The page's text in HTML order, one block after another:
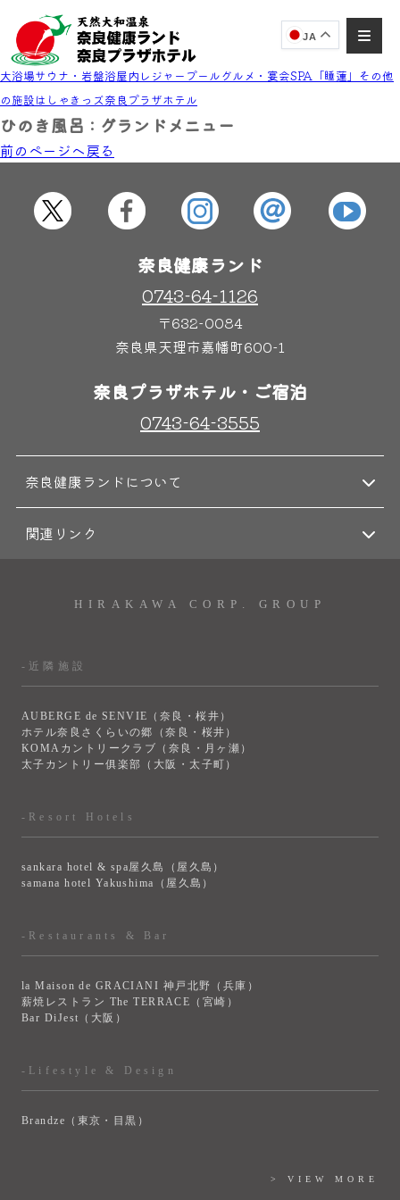
JA
サウナ・岩盤浴
屋内レジャープール グルメ
大浴場サウナ・岩盤浴屋内レジャープールグルメ・宴会SPA「睡蓮」 その他
の施設はしゃきっズ奈良プラザホテル
ひのき風呂 : グランドメニュー
前のページヘ戻る
奈良健康ランド
0743-64-1126
〒632-0084
奈良県天理市嘉幡町600-1
奈良プラザホテル・ご宿泊
0743-64-3555
奈良健康ランドについて
関連リンク
HIRAKAWA CORP. GROUP
-近隣施設
AUBERGE de SENVIE（奈良・桜井）
ホテル奈良さくらいの郷（奈良・桜井）
KOMAカントリークラブ（奈良・月ヶ瀬）
太子カントリー俱楽部（大阪・太子町）
-Resort Hotels
sankara hotel & spa屋久島（屋久島）
samana hotel Yakushima（屋久島）
-Restaurants & Bar
la Maison de GRACIANI 神戸北野（兵庫）
薪焼レストラン The TERRACE（宮崎）
Bar DiJest（大阪）
-Lifestyle & Design
Brandze（東京・目黒）
> VIEW MORE
奈良健康ランド
奈良健康ランド AIコンシェルジュです。